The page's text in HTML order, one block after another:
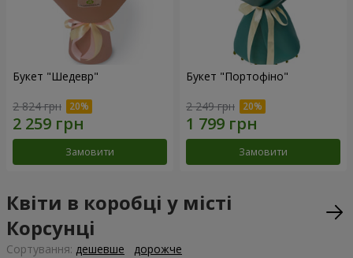
Букет "Шедевр"
2 824 грн
Замовити
Букет "Портофіно"
2 249 грн
Замовити
Квіти в коробці у місті
Корсунці
Сортування: дешевше дорожче